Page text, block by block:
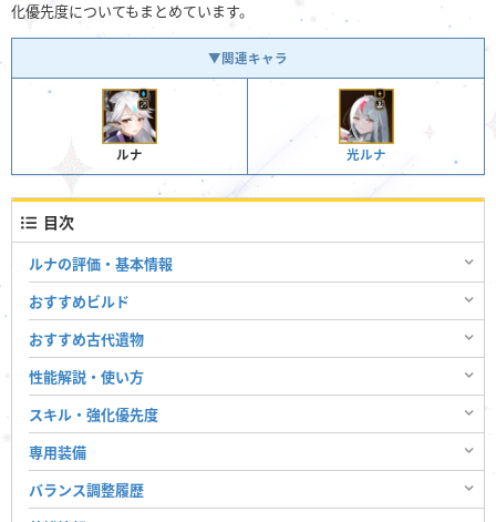
化優先度についてもまとめています。
▼関連キャラ
ルナ 光ルナ
目次
ルナの評価・基本情報
おすすめビルド
おすすめ古代遺物
性能解説・使い方
スキル・強化優先度
専用装備
バランス調整履歴